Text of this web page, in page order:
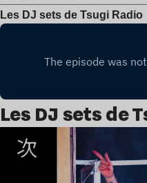
Les DJ sets de Tsugi Radio
Les DJ sets de